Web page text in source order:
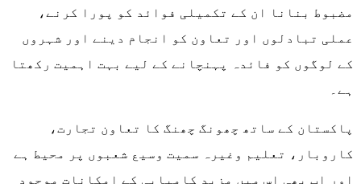
مضبوط بنانا ان کے تکمیلی فوائد کو پورا کرنے،
عملی تبادلوں اور تعاون کو انجام دینے اور شہروں
کے لوگوں کو فائدہ پہنچانے کے لیے بہت اہمیت رکھتا
ہے۔
پاکستان کے ساتھ چھونگ چھنگ کا تعاون تجارت،
کاروبار، تعلیم وغیرہ سمیت وسیع شعبوں پر محیط ہے
اور اب بھی اس میں مزید کامیابی کے امکانات موجود